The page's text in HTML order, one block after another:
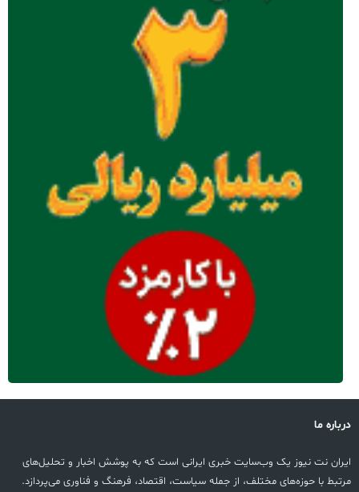
درباره ما
ایران نت نیوز یک وب‌سایت خبری ایرانی است که به پوشش اخبار و تحلیل‌های
مرتبط با حوزه‌های مختلف، از جمله سیاست، اقتصاد، فرهنگ و فناوری می‌پردازد.